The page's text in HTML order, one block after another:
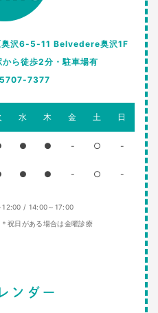
沢6-5-11 Belvedere奥沢1F
ら徒歩2分・駐車場有
7377
水 木 金 土 日
● ● - ○ -
● ● - ○ -
/ 14:00～17:00
祝日がある場合は金曜診療
ンダー